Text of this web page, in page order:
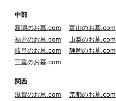
中部
新潟のお墓.com
富山のお墓.com
福井のお墓.com
山梨のお墓.com
岐阜のお墓.com
静岡のお墓.com
三重のお墓.com
関西
滋賀のお墓.com
京都のお墓.com